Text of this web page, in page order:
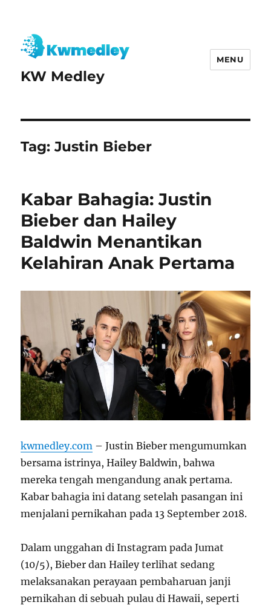
KW Medley
MENU
Tag:Justin Bieber
Kabar Bahagia: Justin
Bieber dan Hailey
Baldwin Menantikan
Kelahiran Anak Pertama
kwmedley.com – Justin Bieber mengumumkan
bersama istrinya, Hailey Baldwin, bahwa
mereka tengah mengandung anak pertama.
Kabar bahagia ini datang setelah pasangan ini
menjalani pernikahan pada 13 September 2018.
Dalam unggahan di Instagram pada Jumat
(10/5), Bieber dan Hailey terlihat sedang
melaksanakan perayaan pembaharuan janji
pernikahan di sebuah pulau di Hawaii, seperti